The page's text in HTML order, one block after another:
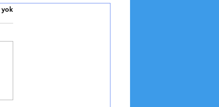
Payı
PAYI HİKAYESİ
yok